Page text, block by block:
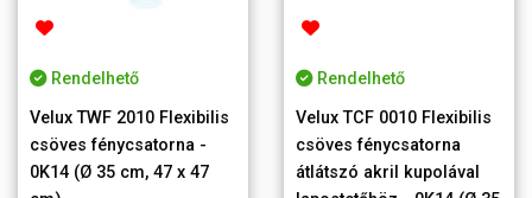
Rendelhető
Velux TWF 2010 Flexibilis
csöves fénycsatorna -
0K14 (Ø 35 cm, 47 x 47
Rendelhető
Velux TCF 0010 Flexibilis
csöves fénycsatorna
átlátszó akril kupolával